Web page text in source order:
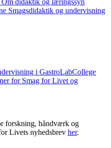
Om didaktik og læringssyn
Smagsdidaktik og undervisning
i GastroLabCollege
for Smag for Livet og
forskning, håndværk og
Livets nyhedsbrev her.